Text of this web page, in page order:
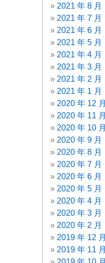
2021 年 8 月
2021 年 7 月
2021 年 6 月
2021 年 5 月
2021 年 4 月
2021 年 3 月
2021 年 2 月
2021 年 1 月
2020 年 12 月
2020 年 11 月
2020 年 10 月
2020 年 9 月
2020 年 8 月
2020 年 7 月
2020 年 6 月
2020 年 5 月
2020 年 4 月
2020 年 3 月
2020 年 2 月
2019 年 12 月
2019 年 11 月